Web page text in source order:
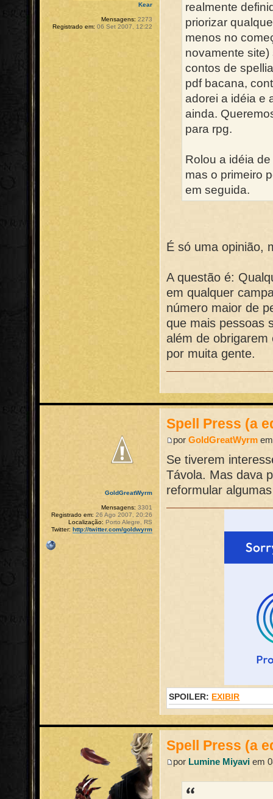
realmente
priorizar
menos no
novamente
contos de
pdf bacana,
adorei a idéia e
ainda.
para rpg.
Rolou a idéia
mas o primeiro
em seguida.
É só uma opinião,
A questão é:
em qualquer
número maior de
que mais pessoas
além de
por muita gente.
Kear
Mensagens: 2273
Registrado em: 06 Set 2007, 12:22
Spell Press (a
porGoldGreatWyrm
Se tiverem
Távola. Mas dava
reformular
SPOILER: EXIBIR
GoldGreatWyrm
Mensagens: 3301
Registrado em: 26 Ago 2007, 20:26
Localização: Porto Alegre, RS
Twitter: http://twitter.com/goldwyrm
Spell Press (a
por Lumine Miyavi em